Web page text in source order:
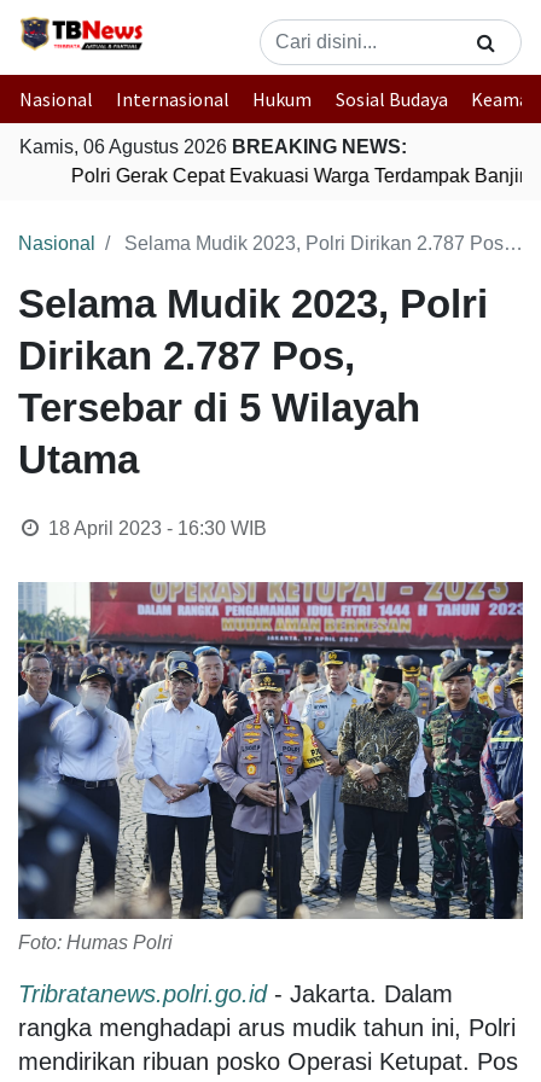
Nasional Internasional Hukum Sosial Budaya
Kamis, 06 Agustus 2026 BREAKING NEWS:
Polri Gerak Cepat Evakuasi Warga Terdampak Banjir
Nasional Selama Mudik 2023, Polri Dirikan 2.787 Pos, Tersebar di 5 Wilayah Utama
Selama Mudik 2023, Polri
Dirikan 2.787 Pos,
Tersebar di 5 Wilayah
Utama
18 April 2023 - 16:30WIB
Foto: Humas Polri
Tribratanews.polri.go.id- Jakarta. Dalam
rangka menghadapi arus mudik tahun ini, Polri
mendirikan ribuan posko Operasi Ketupat. Pos